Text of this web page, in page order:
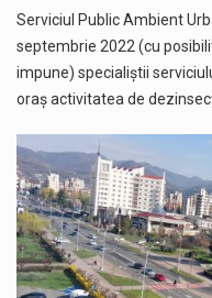
Serviciul Public Ambient
septembrie 2022 (cu
impune) specialiștii
oraș activitatea de